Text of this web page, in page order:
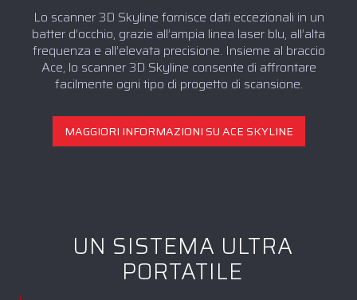
Lo scanner 3D Skyline fornisce dati eccezionali in un
batter d’occhio, grazie all’ampia linea laser blu, all’alta
frequenza e all’elevata precisione. Insieme al braccio
Ace, lo scanner 3D Skyline consente di affrontare
facilmente ogni tipo di progetto di scansione.
MAGGIORI INFORMAZIONI SU ACE SKYLINE
UN SISTEMA ULTRA
PORTATILE